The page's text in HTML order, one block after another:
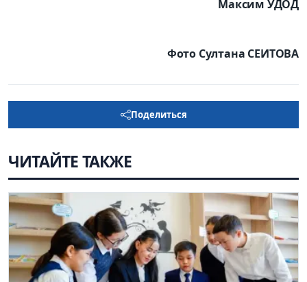
Максим УДОД
Фото Султана СЕИТОВА
Поделиться
ЧИТАЙТЕ ТАКЖЕ